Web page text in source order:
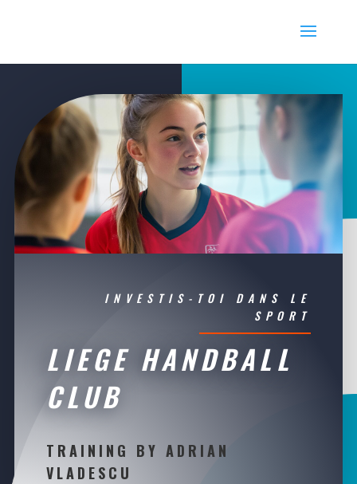
INVESTIS-TOI DANS LE
SPORT
LIEGE HANDBALL
CLUB
TRAINING BY ADRIAN
VLADESCU